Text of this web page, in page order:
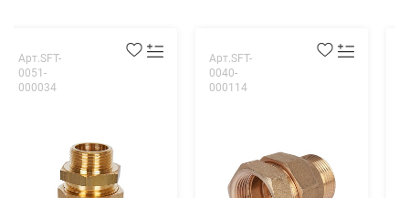
Арт.SFT-
0051-
000034
Арт.SFT-
0040-
000114